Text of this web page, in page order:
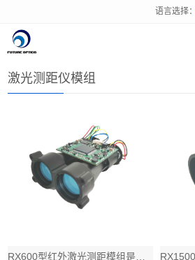
语言选择：
首页
激光测距仪模组